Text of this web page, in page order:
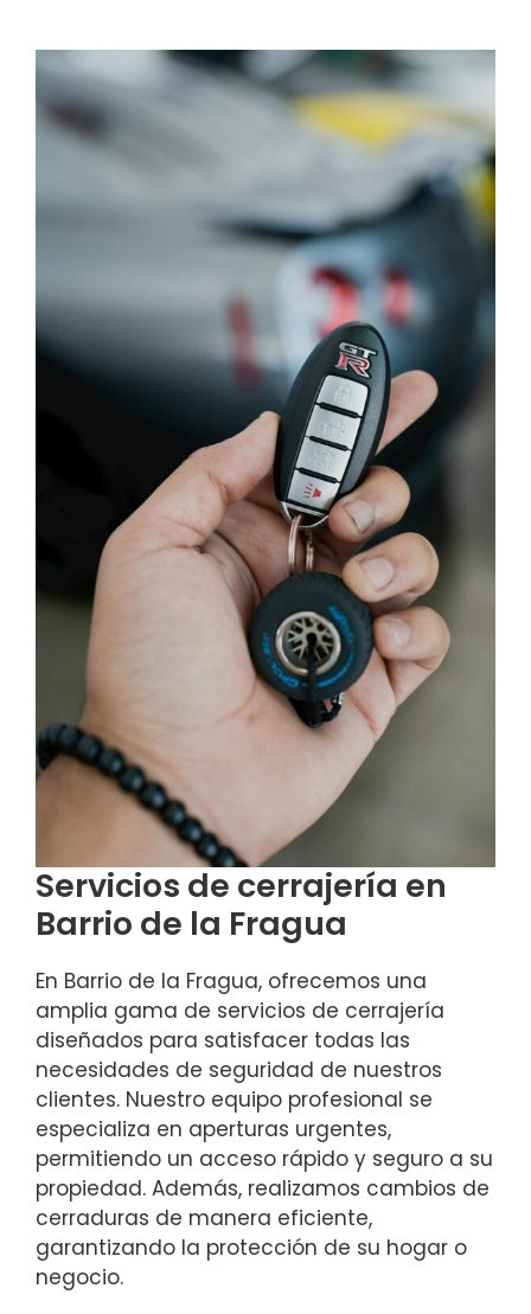
Servicios de cerrajería en
Barrio de la Fragua
En Barrio de la Fragua, ofrecemos una
amplia gama de servicios de cerrajería
diseñados para satisfacer todas las
necesidades de seguridad de nuestros
clientes. Nuestro equipo profesional se
especializa en aperturas urgentes,
permitiendo un acceso rápido y seguro a su
propiedad. Además, realizamos cambios de
cerraduras de manera eficiente,
garantizando la protección de su hogar o
negocio.